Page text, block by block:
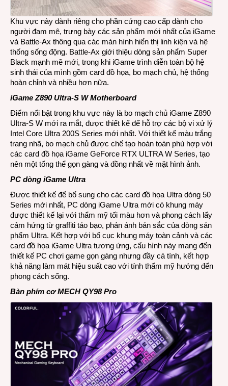
Khu vực này dành riêng cho phần cứng cao cấp dành cho
người đam mê, trưng bày các sản phẩm mới nhất của iGame
và Battle-Ax thông qua các màn hình hiển thị linh kiện và hệ
thống sống động. Battle-Ax giới thiệu dòng sản phẩm Super
Black mạnh mẽ mới, trong khi iGame trình diễn toàn bộ hệ
sinh thái của mình gồm card đồ họa, bo mạch chủ, hệ thống
hoàn chỉnh và nhiều hơn nữa.
iGame Z890 Ultra-S W Motherboard
Điểm nổi bật trong khu vực này là bo mạch chủ iGame Z890
Ultra-S W mới ra mắt, được thiết kế để hỗ trợ các bộ vi xử lý
Intel Core Ultra 200S Series mới nhất. Với thiết kế màu trắng
trang nhã, bo mạch chủ được chế tạo hoàn toàn phù hợp với
các card đồ họa iGame GeForce RTX ULTRA W Series, tạo
nên một tổng thể gọn gàng và đồng nhất về mặt hình ảnh.
PC dòng iGame Ultra
Được thiết kế để bổ sung cho các card đồ họa Ultra dòng 50
Series mới nhất, PC dòng iGame Ultra mới có khung máy
được thiết kế lại với thẩm mỹ tối màu hơn và phong cách lấy
cảm hứng từ graffiti táo bạo, phản ánh bản sắc của dòng sản
phẩm Ultra. Kết hợp với bố cục khung máy toàn cảnh và các
card đồ họa iGame Ultra tương ứng, cấu hình này mang đến
thiết kế PC chơi game gọn gàng nhưng đầy cá tính, kết hợp
khả năng làm mát hiệu suất cao với tính thẩm mỹ hướng đến
phong cách sống.
Bàn phím cơ MECH QY98 Pro